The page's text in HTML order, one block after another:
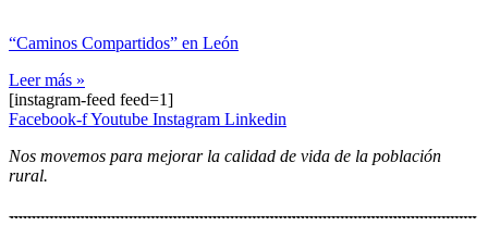
“Caminos Compartidos” en León
Leer más »
[instagram-feed feed=1]
Facebook-fYoutube Instagram Linkedin
Nos movemos para mejorar la calidad de vida de la población
rural.